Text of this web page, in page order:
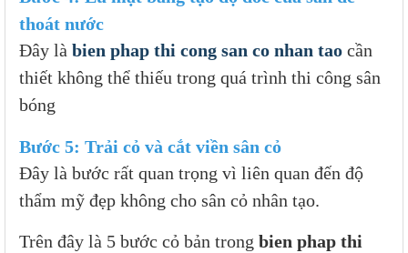
thoát nước
Đây là bien phap thi cong san co nhan tao cần
thiết không thể thiếu trong quá trình thi công sân
bóng
Bước 5: Trải cỏ và cắt viền sân cỏ
Đây là bước rất quan trọng vì liên quan đến độ
thẩm mỹ đẹp không cho sân cỏ nhân tạo.
Trên đây là 5 bước cỏ bản trong bien phap thi